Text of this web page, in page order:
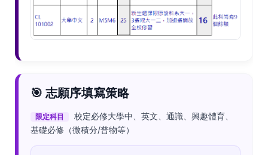
🎯 志願序填寫策略
限定科目
校定必修大學中、英文、通識、興趣體育、
基礎必修（微積分/普物等）